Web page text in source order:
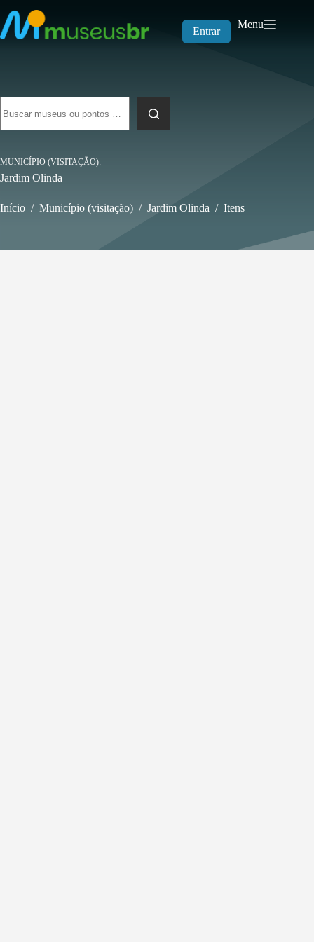
para
o
conteúdo
Entrar
Menu
resultados
MUNICÍPIO (VISITAÇÃO)
Jardim Olinda
Início / Município (visitação) / Jardim Olinda / Itens